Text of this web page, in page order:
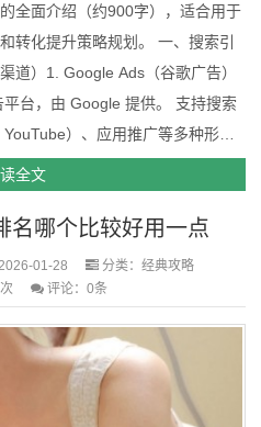
全面介绍（约900字），适合用于
升策略规划。 一、搜索引
道）1. Google Ads（谷歌广告）
台，由 Google 提供。 支持搜索
）、应用推广等多种形
市场份额极高，是网站推广和获取
：可...
全文
名哪个比较好用一点
01-28 分类： 经典攻略
评论：0条